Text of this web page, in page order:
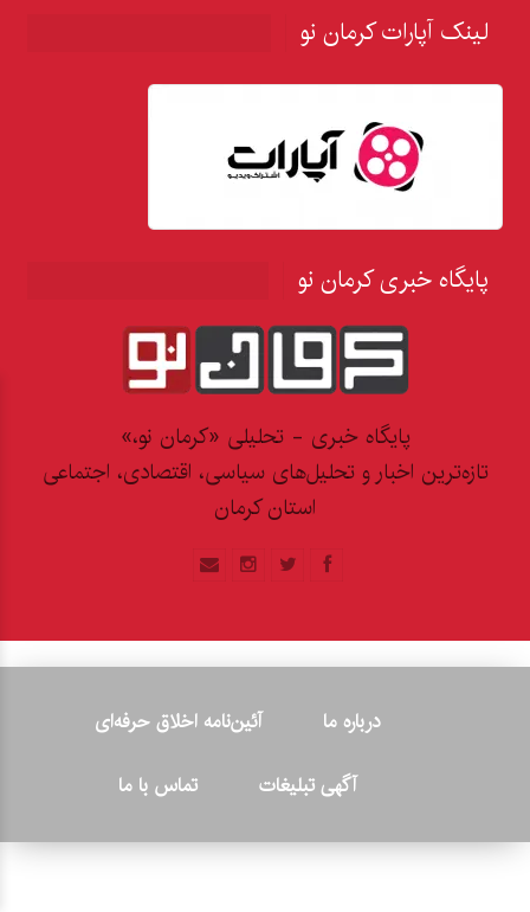
لینک آپارات کرمان نو
پایگاه خبری کرمان نو
پایگاه خبری - تحلیلی «کرمان نو،»
تازه‌ترین اخبار و تحلیل‌های سیاسی، اقتصادی، اجتماعی
استان کرمان
درباره ما
آئین‌نامه اخلاق حرفه‌ای
آگهی تبلیغات
تماس با ما